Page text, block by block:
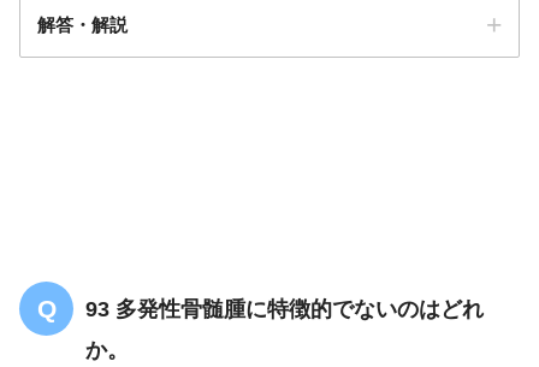
解答・解説
93 多発性骨髄腫に特徴的でないのはどれ
か。